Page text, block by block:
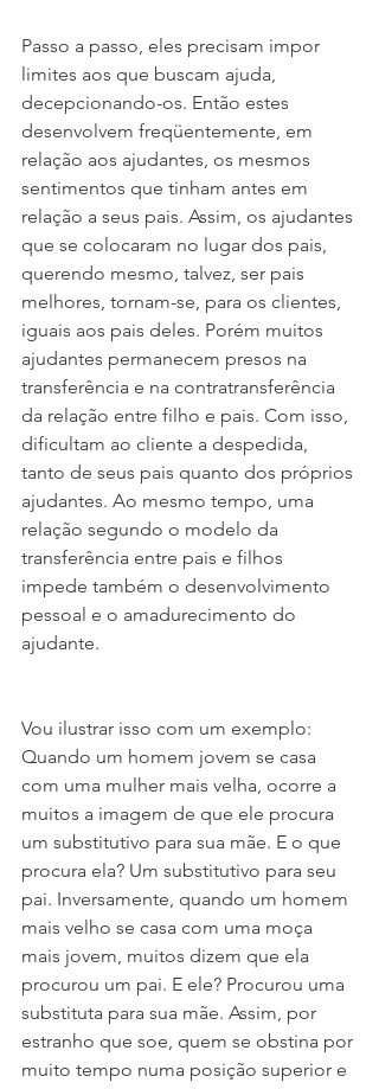
Passo a passo, eles precisam impor
limites aos que buscam ajuda,
decepcionando-os. Então estes
desenvolvem freqüentemente, em
relação aos ajudantes, os mesmos
sentimentos que tinham antes em
relação a seus pais. Assim, os ajudantes
que se colocaram no lugar dos pais,
querendo mesmo, talvez, ser pais
melhores, tornam-se, para os clientes,
iguais aos pais deles. Porém muitos
ajudantes permanecem presos na
transferência e na contratransferência
da relação entre filho e pais. Com isso,
dificultam ao cliente a despedida,
tanto de seus pais quanto dos próprios
ajudantes. Ao mesmo tempo, uma
relação segundo o modelo da
transferência entre pais e filhos
impede também o desenvolvimento
pessoal e o amadurecimento do
ajudante.
Vou ilustrar isso com um exemplo:
Quando um homem jovem se casa
com uma mulher mais velha, ocorre a
muitos a imagem de que ele procura
um substitutivo para sua mãe. E o que
procura ela? Um substitutivo para seu
pai. Inversamente, quando um homem
mais velho se casa com uma moça
mais jovem, muitos dizem que ela
procurou um pai. E ele? Procurou uma
substituta para sua mãe. Assim, por
estranho que soe, quem se obstina por
muito tempo numa posição superior e